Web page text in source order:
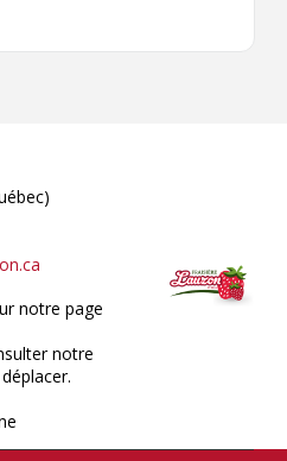
notre page
notre